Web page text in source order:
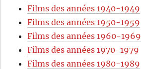
Films des années 1940-1949
Films des années 1950-1959
Films des années 1960-1969
Films des années 1970-1979
Films des années 1980-1989